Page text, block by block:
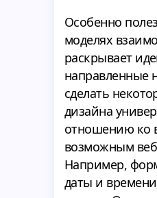
Особенно
моделях
раскрывает
направленные
сделать
дизайна
отношению ко
возможным
Например,
даты и